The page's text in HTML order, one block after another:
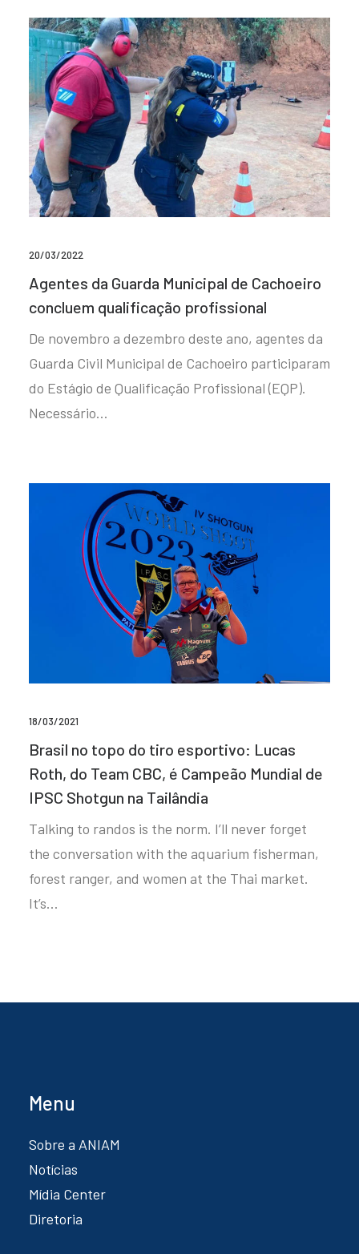
20/03/2022
Agentes da Guarda Municipal de Cachoeiro
concluem qualificação profissional
De novembro a dezembro deste ano, agentes da
Guarda Civil Municipal de Cachoeiro participaram
do Estágio de Qualificação Profissional (EQP).
Necessário…
18/03/2021
Brasil no topo do tiro esportivo: Lucas
Roth, do Team CBC, é Campeão Mundial de
IPSC Shotgun na Tailândia
Talking to randos is the norm. I’ll never forget
the conversation with the aquarium fisherman,
forest ranger, and women at the Thai market.
It’s…
Menu
Sobre a ANIAM
Notícias
Mídia Center
Diretoria